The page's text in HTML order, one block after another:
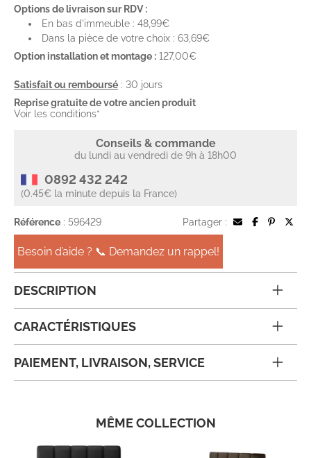
Options de livraison sur RDV :
En bas d'immeuble : 48,99€
Dans la pièce de votre choix : 63,69€
Option installation et montage : 127,00€
Satisfait ou remboursé : 30 jours
Reprise gratuite de votre ancien produit
Voir les conditions*
Conseils & commande
du lundi au vendredi de 9h à 18h00
0892 432 242
(0.45€ la minute depuis la France)
Référence : 596429 Partager :
Besoin d’aide ? 📞 Demandez un rappel!
DESCRIPTION
CARACTÉRISTIQUES
PAIEMENT, LIVRAISON, SERVICE
MÊME COLLECTION